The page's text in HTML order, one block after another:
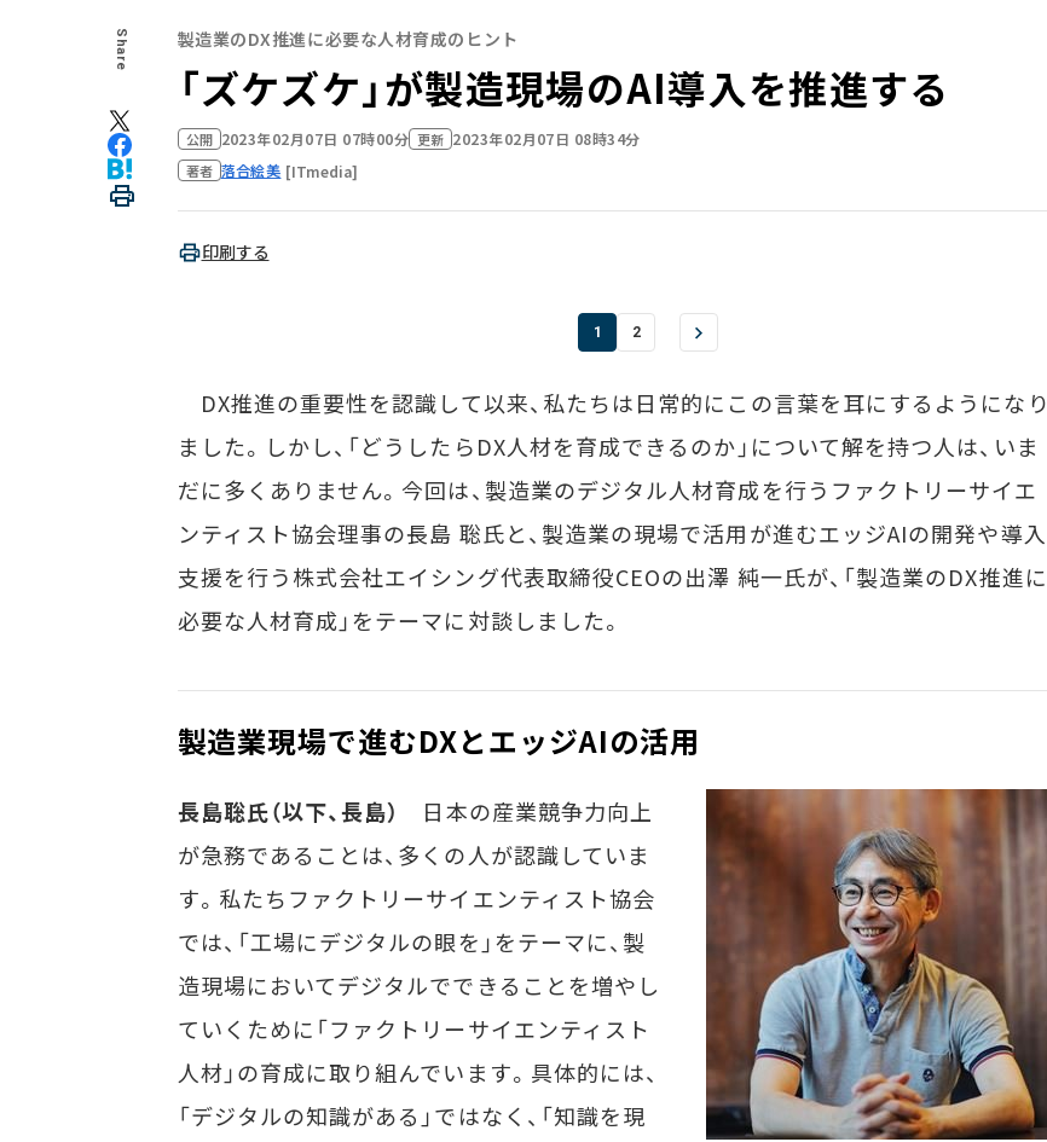
Share 製造業のDX推進に必要な人材育成のヒント
「ズケズケ」が製造現場のAI導入を推進する
公開 2023年02月07日 07時00分 更新 2023年02月07日 08時34分
著者 落合絵美 [ITmedia]
印刷する
1 2
DX推進の重要性を認識して以来、私たちは日常的にこの言葉を耳にするようになり
ました。しかし、「どうしたらDX人材を育成できるのか」について解を持つ人は、いま
だに多くありません。今回は、製造業のデジタル人材育成を行うファクトリーサイエ
ンティスト協会理事の長島 聡氏と、製造業の現場で活用が進むエッジAIの開発や導入
支援を行う株式会社エイシング代表取締役CEOの出澤 純一氏が、「製造業のDX推進に
必要な人材育成」をテーマに対談しました。
製造業現場で進むDXとエッジAIの活用
長島聡氏（以下、長島）
日本の産業競争力向上
が急務であることは、多くの人が認識していま
す。私たちファクトリーサイエンティスト協会
では、「工場にデジタルの眼を」をテーマに、製
造現場においてデジタルでできることを増やし
ていくために「ファクトリーサイエンティスト
人材」の育成に取り組んでいます。具体的には、
「デジタルの知識がある」ではなく、「知識を現